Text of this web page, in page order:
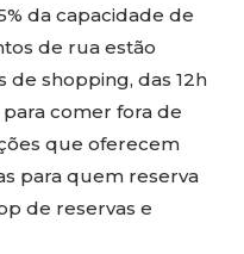
da capacidade de
de rua estão
de shopping, das 12h
para comer fora de
que oferecem
para quem reserva
de reservas e